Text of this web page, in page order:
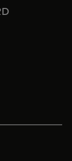
nueva
pestaña nueva
en una pestaña
en una pestaña